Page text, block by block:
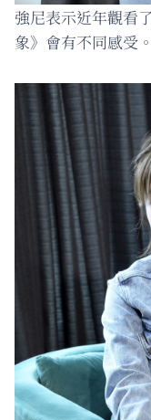
強尼表示近年觀看
象》會有不同感受。